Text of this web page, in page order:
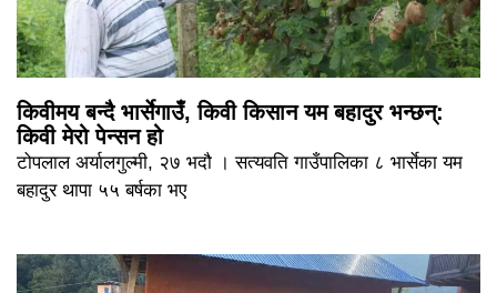
किवीमय बन्दै भार्सेगाउँ, किवी किसान यम बहादुर भन्छन्:
किवी मेरो पेन्सन हो
टोपलाल अर्यालगुल्मी, २७ भदौ । सत्यवति गाउँपालिका ८ भार्सेका यम
बहादुर थापा ५५ बर्षका भए